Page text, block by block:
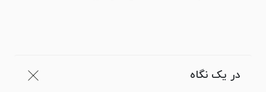
در یک نگاه